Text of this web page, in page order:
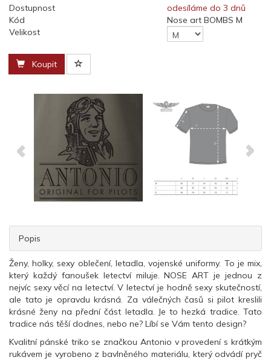
Dostupnost
odesíláme do 3 dnů
Kód
Nose art BOMBS M
Velikost
Koupit
Popis
Ženy, holky, sexy oblečení, letadla, vojenské uniformy. To je mix,
který každý fanoušek letectví miluje. NOSE ART je jednou z
nejvíc sexy věcí na letectví. V letectví je hodně sexy skutečností,
ale tato je opravdu krásná. Za válečných časů si pilot kreslili
krásné ženy na přední část letadla. Je to hezká tradice. Tato
tradice nás těší dodnes, nebo ne? Líbí se Vám tento design?
Kvalitní pánské triko se značkou Antonio v provedení s krátkým
rukávem je vyrobeno z bavlněného materiálu, který odvádí pryč